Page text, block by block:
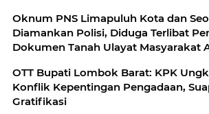
Oknum PNS Limapuluh Kota dan
Diamankan Polisi, Diduga Terlibat
Dokumen Tanah Ulayat Masyarakat
OTT Bupati Lombok Barat: KPK
Konflik Kepentingan Pengadaan,
Gratifikasi